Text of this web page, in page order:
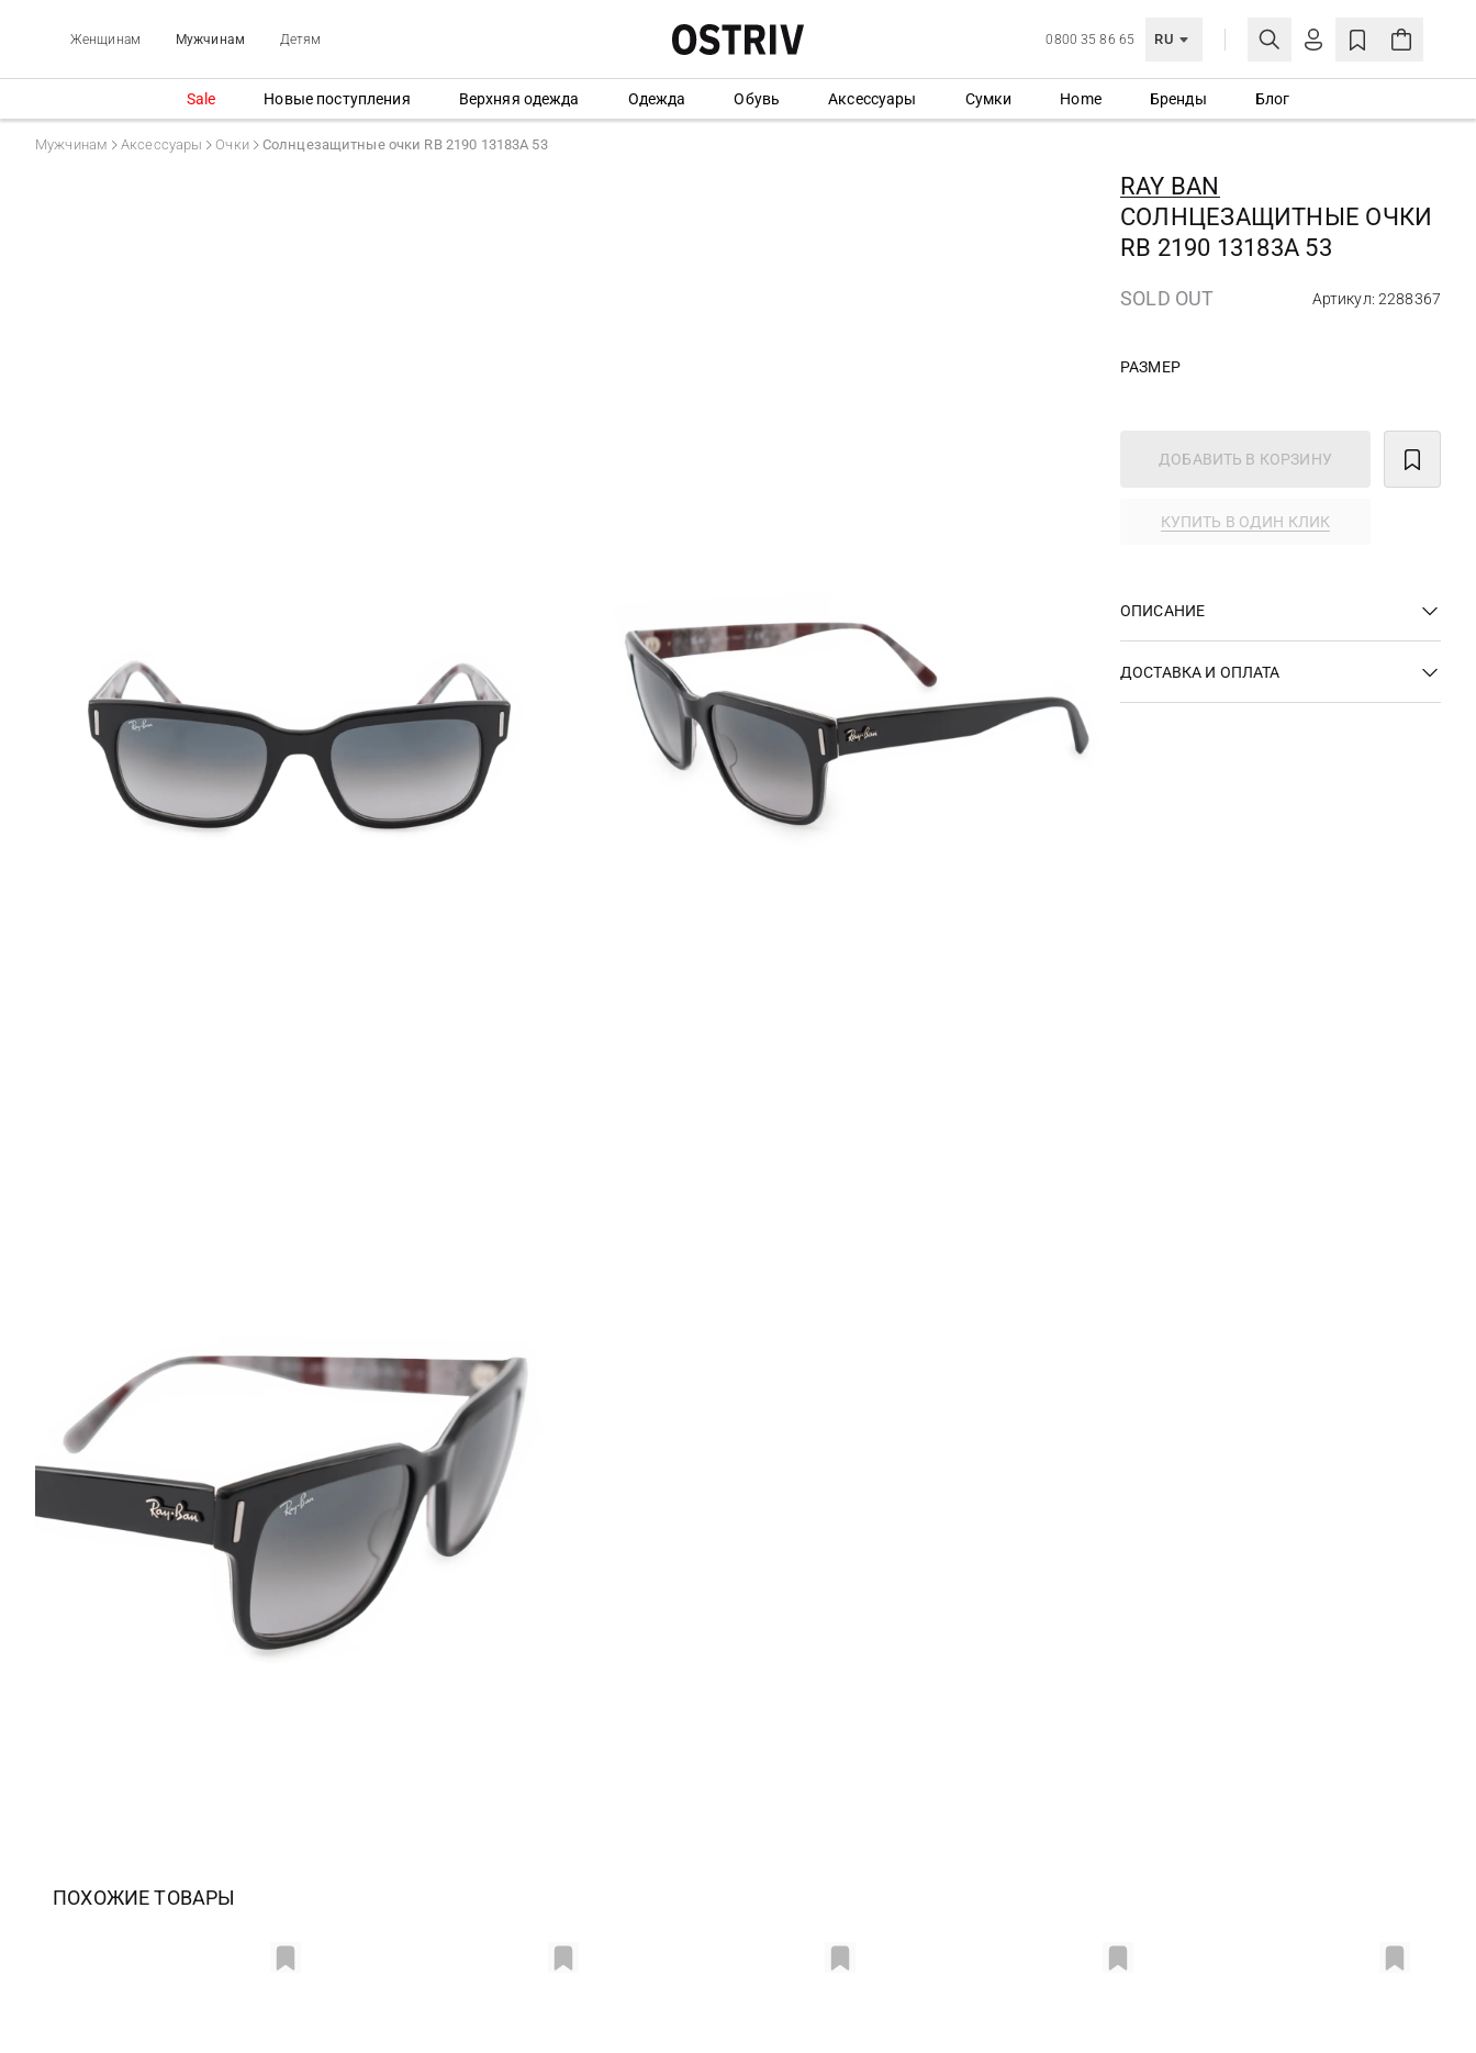
Женщинам Мужчинам Детям 0800 35 86 65 RU
ЛИЧНЫЙ КАБИНЕТ
Еще не зарегистрированы?
СОЗДАТЬ УЧЕТНУЮ ЗАПИСЬ
Sale Новые поступления Верхняя одежда Одежда Обувь Аксессуары Сумки Home Бренды Блог
Мужчинам Аксессуары Очки Солнцезащитные очки RB 2190 13183A 53
RAY BAN
СОЛНЦЕЗАЩИТНЫЕ ОЧКИ
RB 2190 13183A 53
SOLD OUT Артикул: 2288367
РАЗМЕР
ДОБАВИТЬ В КОРЗИНУ
КУПИТЬ В ОДИН КЛИК
ОПИСАНИЕ
ДОСТАВКА И ОПЛАТА
ПОХОЖИЕ ТОВАРЫ